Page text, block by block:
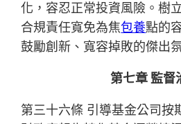
化，容忍正常投資風險。樹
合規責任寬免為焦包養點的
鼓勵創新、寬容掉敗的傑出
第七章 監督
第三十六條 引導基金公司按